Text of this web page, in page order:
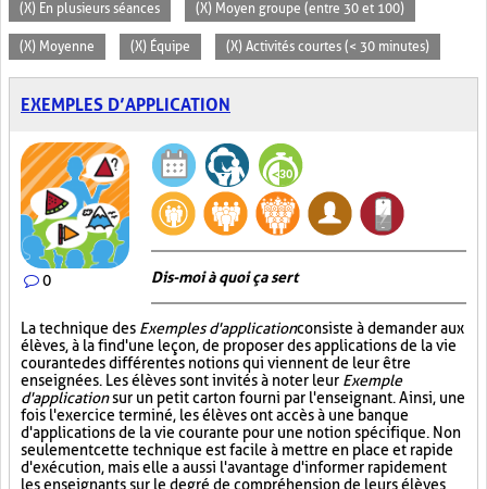
(X) En plusieurs séances (X) Moyen groupe (entre 30 et 100)
(X) Moyenne (X) Équipe (X) Activités courtes (< 30 minutes)
EXEMPLES D’APPLICATION
0 Dis-moi à quoi ça sert
La technique des Exemples d'applicationconsiste à demander aux
élèves, à la fin d'une leçon, de proposer des applications de la vie
courante des différentes notions qui viennent de leur être
enseignées. Les élèves sont invités à noter leur Exemple
d'applicationsur un petit carton fourni par l'enseignant. Ainsi, une
fois l'exercice terminé, les élèves ont accès à une banque
d'applications de la vie courante pour une notion spécifique. Non
seulement cette technique est facile à mettre en place et rapide
d'exécution, mais elle a aussi l'avantage d'informer rapidement
les enseignants sur le degré de compréhension de leurs élèves